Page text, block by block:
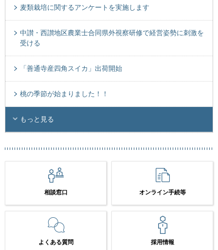
麦類栽培に関するアンケートを実施します
中讃・西讃地区農業士合同県外視察研修で経営姿勢に刺激を
受ける
「善通寺産四角スイカ」出荷開始
桃の季節が始まりました！！
もっと見る
相談窓口 オンライン手続等
よくある質問 採用情報